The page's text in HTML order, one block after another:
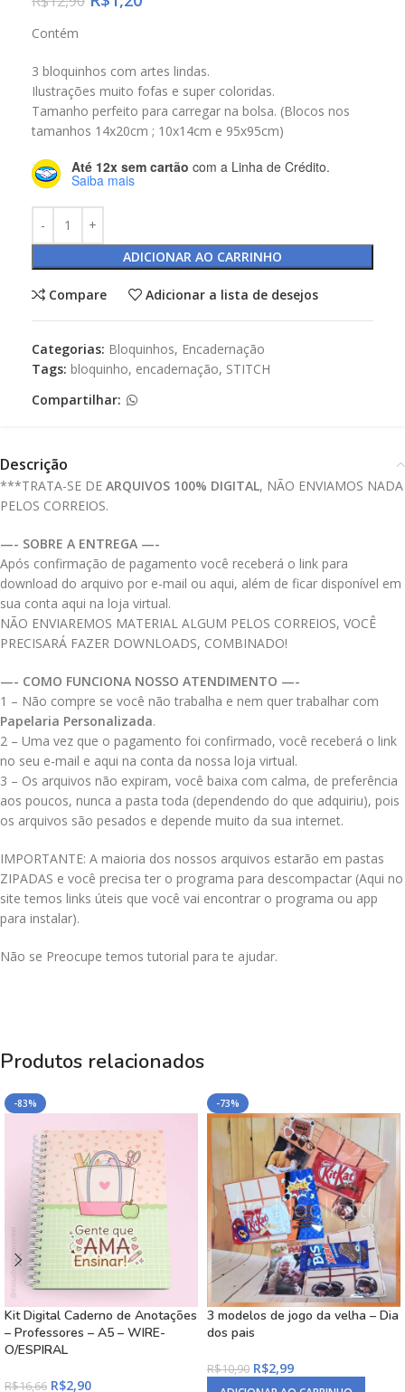
Contém
3 bloquinhos com artes lindas.
Ilustrações muito fofas e super coloridas.
Tamanho perfeito para carregar na bolsa. (Blocos nos
tamanhos 14x20cm ; 10x14cm e 95x95cm)
Até 12x sem cartão com a Linha de Crédito.
Saiba mais
ADICIONAR AO CARRINHO
Compare Adicionar a lista de desejos
Categorias: Bloquinhos, Encadernação
Tags: bloquinho, encadernação, STITCH
Compartilhar:
Descrição
***TRATA-SE DE ARQUIVOS 100% DIGITAL, NÃO ENVIAMOS NADA
PELOS CORREIOS.
—- SOBRE A ENTREGA —-
Após confirmação de pagamento você receberá o link para
download do arquivo por e-mail ou aqui, além de ficar disponível em
sua conta aqui na loja virtual.
NÃO ENVIAREMOS MATERIAL ALGUM PELOS CORREIOS, VOCÊ
PRECISARÁ FAZER DOWNLOADS, COMBINADO!
—- COMO FUNCIONA NOSSO ATENDIMENTO —-
1 – Não compre se você não trabalha e nem quer trabalhar com
Papelaria Personalizada.
2 – Uma vez que o pagamento foi confirmado, você receberá o link
no seu e-mail e aqui na conta da nossa loja virtual.
3 – Os arquivos não expiram, você baixa com calma, de preferência
aos poucos, nunca a pasta toda (dependendo do que adquiriu), pois
os arquivos são pesados e depende muito da sua internet.
IMPORTANTE: A maioria dos nossos arquivos estarão em pastas
ZIPADAS e você precisa ter o programa para descompactar (Aqui no
site temos links úteis que você vai encontrar o programa ou app
para instalar).
Não se Preocupe temos tutorial para te ajudar.
Produtos relacionados
-83%
Kit Digital Caderno de Anotações
– Professores – A5 – WIRE-
O/ESPIRAL
R$16,66 R$2,90
-73%
3 modelos de jogo da velha – Dia
dos pais
R$10,90 R$2,99